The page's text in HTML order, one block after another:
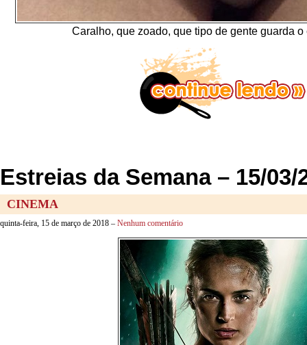
Caralho, que zoado, que tipo de gente guarda
Estreias da Semana – 15/03/
CINEMA
quinta-feira, 15 de março de 2018 – Nenhum comentário